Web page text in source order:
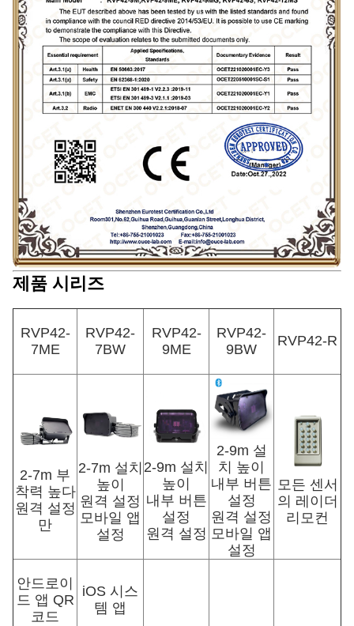
제품 시리즈
RVP42-
7ME
RVP42-
7BW
RVP42-
9ME
RVP42-
9BW
RVP42-R
2-7m 부
착력 높다
원격 설정
만
2-7m 설치
높이
원격 설정
모바일 앱
설정
2-9m 설치
높이
내부 버튼
설정
원격 설정
2-9m 설
치 높이
내부 버튼
설정
원격 설정
모바일 앱
설정
모든 센서
의 레이더
리모컨
안드로이
드 앱 QR
코드
iOS 시스
템 앱